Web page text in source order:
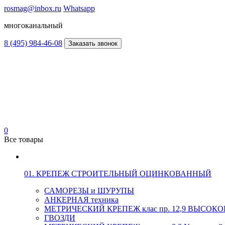
rosmag@inbox.ru Whatsapp
многоканальный
8 (495) 984-46-08 Заказать звонок
0
Все товары
01. КРЕПЕЖ СТРОИТЕЛЬНЫЙ ОЦИНКОВАННЫЙ
САМОРЕЗЫ и ШУРУПЫ
АНКЕРНАЯ техника
МЕТРИЧЕСКИЙ КРЕПЕЖ клас пр. 12,9
ГВОЗДИ